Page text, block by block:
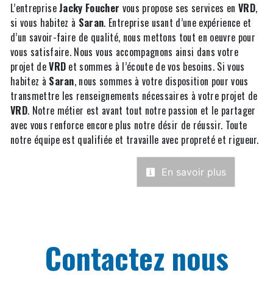
L’entrepriseJacky Foucher vous propose ses services en VRD,
si vous habitez à Saran. Entreprise usant d’une expérience et
d’un savoir-faire de qualité, nous mettons tout en oeuvre pour
vous satisfaire. Nous vous accompagnons ainsi dans votre
projet deVRD et sommes à l’écoute de vos besoins. Si vous
habitez à Saran, nous sommes à votre disposition pour vous
transmettre les renseignements nécessaires à votre projet de
VRD. Notre métier est avant tout notre passion et le partager
avec vous renforce encore plus notre désir de réussir. Toute
notre équipe est qualifiée et travaille avec propreté et rigueur.
En savoir plus
Contactez nous